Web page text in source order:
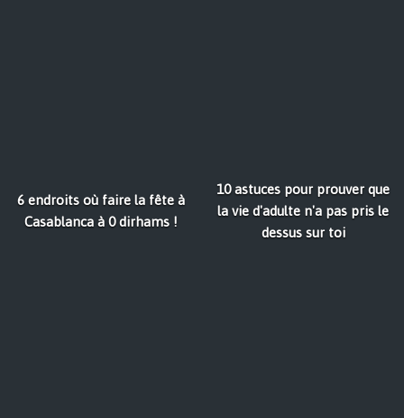
6 endroits où faire la fête à
Casablanca à 0 dirhams !
10 astuces pour prouver que
la vie d'adulte n'a pas pris le
dessus sur toi